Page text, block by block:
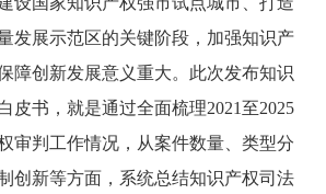
发展示范区的关键阶段，加强知识产
障创新发展意义重大。此次发布知识
皮书，就是通过全面梳理2021至2025
审判工作情况，从案件数量、类型分
创新等方面，系统总结知识产权司法